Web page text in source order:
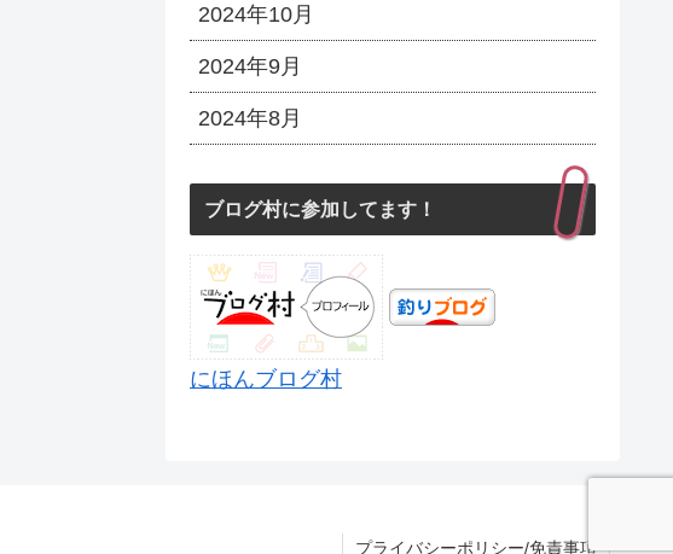
2024年10月
2024年9月
2024年8月
ブログ村に参加してます！
にほんブログ村
プライバシーポリシー/免責事項